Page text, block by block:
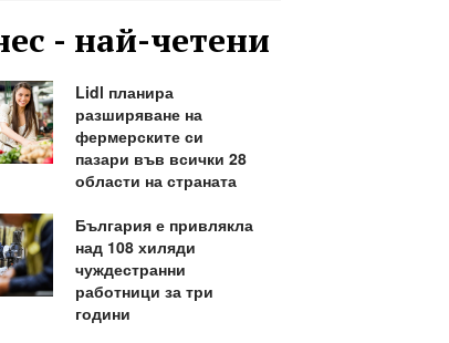
- най-четени
Lidl планира
разширяване на
фермерските си
пазари във всички 28
области на страната
България е привлякла
над 108 хиляди
чуждестранни
работници за три
години